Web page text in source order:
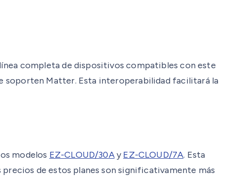
completa de dispositivos compatibles con este
soporten Matter. Esta interoperabilidad facilitará la
modelos EZ-CLOUD/30AyEZ-CLOUD/7A. Esta
de estos planes son significativamente más